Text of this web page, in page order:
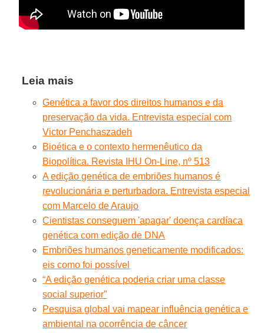
Leia mais
Genética a favor dos direitos humanos e da
preservação da vida. Entrevista especial com
Victor Penchaszadeh
Bioética e o contexto hermenêutico da
Biopolítica. Revista IHU On-Line, nº 513
A edição genética de embriões humanos é
revolucionária e perturbadora. Entrevista especial
com Marcelo de Araujo
Cientistas conseguem 'apagar' doença cardíaca
genética com edição de DNA
Embriões humanos geneticamente modificados:
eis como foi possível
“A edição genética poderia criar uma classe
social superior”
Pesquisa global vai mapear influência genética e
ambiental na ocorrência de câncer